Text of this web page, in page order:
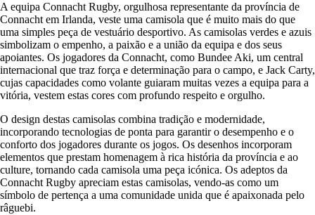
A equipa Connacht Rugby, orgulhosa representante da província de
Connacht em Irlanda, veste uma camisola que é muito mais do que
uma simples peça de vestuário desportivo. As camisolas verdes e azuis
simbolizam o empenho, a paixão e a união da equipa e dos seus
apoiantes. Os jogadores da Connacht, como Bundee Aki, um central
internacional que traz força e determinação para o campo, e Jack Carty,
cujas capacidades como volante guiaram muitas vezes a equipa para a
vitória, vestem estas cores com profundo respeito e orgulho.
O design destas camisolas combina tradição e modernidade,
incorporando tecnologias de ponta para garantir o desempenho e o
conforto dos jogadores durante os jogos. Os desenhos incorporam
elementos que prestam homenagem à rica história da província e ao
culture, tornando cada camisola uma peça icónica. Os adeptos da
Connacht Rugby apreciam estas camisolas, vendo-as como um
símbolo de pertença a uma comunidade unida que é apaixonada pelo
râguebi.